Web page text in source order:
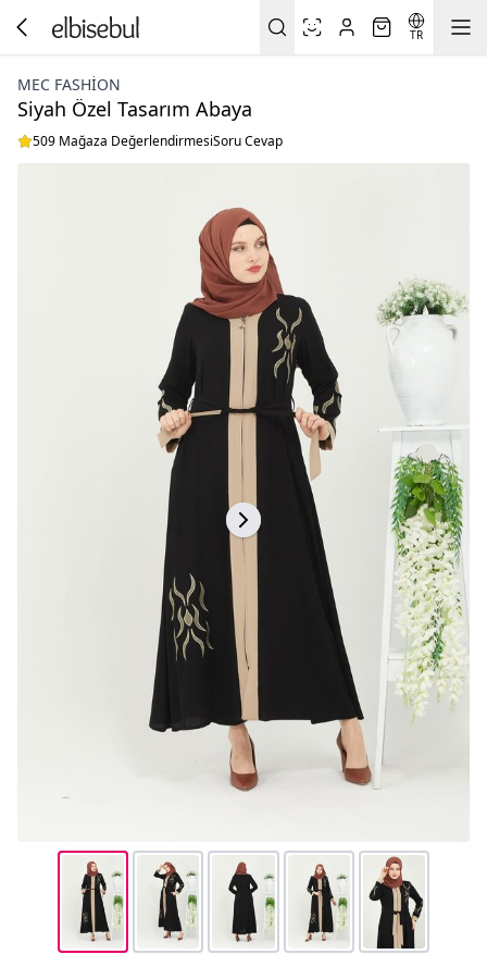
TR
MEC FASHION
Siyah Özel Tasarım Abaya
509 Mağaza DeğerlendirmesiSoru Cevap